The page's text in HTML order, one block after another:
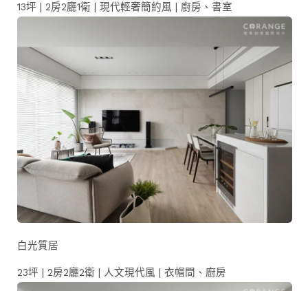
13坪 | 2房2廳1衛 | 現代輕奢簡約風 | 廚房、書室
白光質居
23坪 | 2房2廳2衛 | 人文現代風 | 衣帽間、廚房